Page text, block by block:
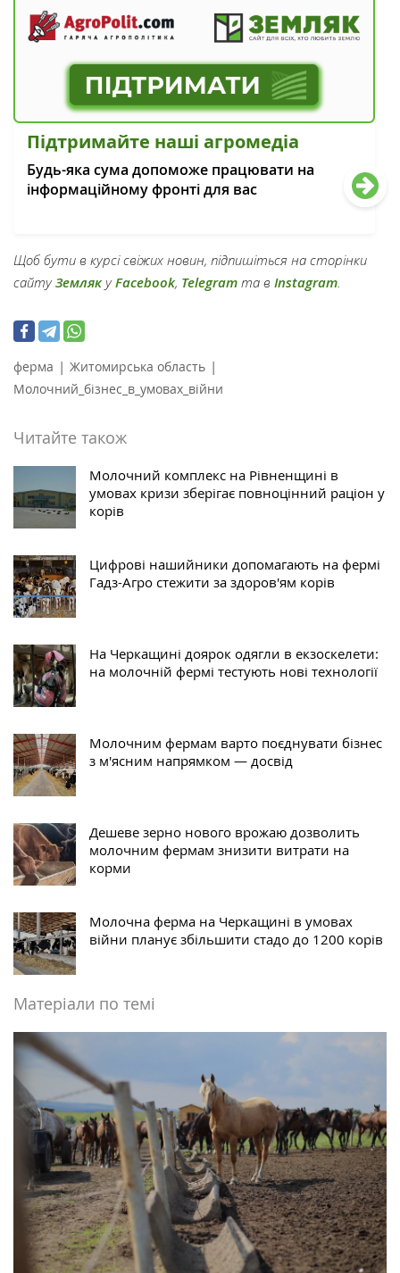
Підтримайте наші агромедіа
Будь-яка сума допоможе працювати на
інформаційному фронті для вас
Щоб бути в курсі свіжих новин, підпишіться на сторінки
сайтуЗемлякуFacebook, Telegram та в Instagram.
ферма | Житомирська область |
Молочний_бізнес_в_умовах_війни
Читайте також
Молочний комплекс на Рівненщині в
умовах кризи зберігає повноцінний раціон у
корів
Цифрові нашийники допомагають на фермі
Гадз-Агро стежити за здоров'ям корів
На Черкащині доярок одягли в екзоскелети:
на молочній фермі тестують нові технології
Молочним фермам варто поєднувати бізнес
з м'ясним напрямком — досвід
Дешеве зерно нового врожаю дозволить
молочним фермам знизити витрати на
корми
Молочна ферма на Черкащині в умовах
війни планує збільшити стадо до 1200 корів
Матеріали по темі